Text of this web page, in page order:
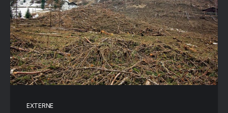
EXTERNE